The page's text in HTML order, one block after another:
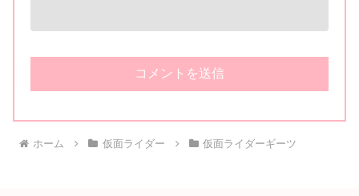
ホーム 仮面ライダー 仮面ライダーギーツ